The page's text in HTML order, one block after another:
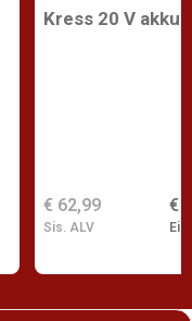
Kress 20 V akku
€
Ei
€ 62,99
Sis. ALV